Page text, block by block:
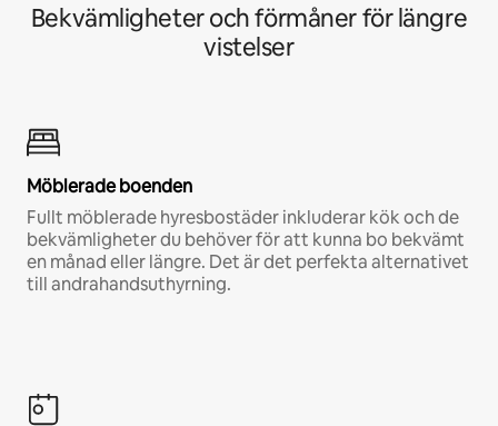
Bekvämligheter och förmåner för längre
vistelser
Möblerade boenden
Fullt möblerade hyresbostäder inkluderar kök och de
bekvämligheter du behöver för att kunna bo bekvämt
en månad eller längre. Det är det perfekta alternativet
till andrahandsuthyrning.